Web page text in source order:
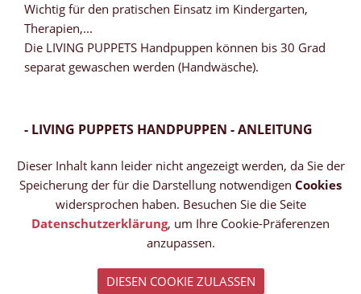
Wichtig für den pratischen Einsatz im Kindergarten,
Therapien,...
Die LIVING PUPPETS Handpuppen können bis 30 Grad
separat gewaschen werden (Handwäsche).
- LIVING PUPPETS HANDPUPPEN - ANLEITUNG
Dieser Inhalt kann leider nicht angezeigt werden, da Sie der
Speicherung der für die Darstellung notwendigen Cookies
widersprochen haben. Besuchen Sie die Seite
Datenschutzerklärung, um Ihre Cookie-Präferenzen
anzupassen.
DIESEN COOKIE ZULASSEN